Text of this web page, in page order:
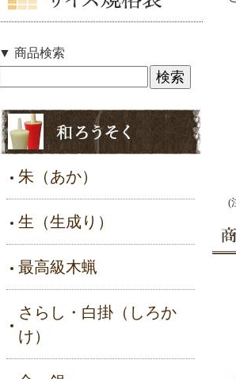
▼ 商品検索
朱（あか）
生（生成り）
最高級木蝋
さらし・白掛（しろか
け）
(